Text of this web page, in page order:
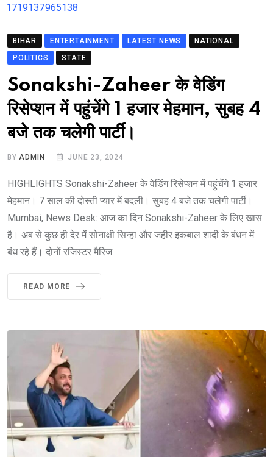
BIHAR ENTERTAINMENT LATEST NEWS
NATIONAL
POLITICS
STATE
Sonakshi-Zaheer के वेडिंग
रिसेप्शन में पहुंचेंगे 1 हजार मेहमान, सुबह 4
बजे तक चलेगी पार्टी।
BYADMIN JUNE 23, 2024
HIGHLIGHTS Sonakshi-Zaheer के वेडिंग रिसेप्शन में पहुंचेंगे 1 हजार
मेहमान। 7 साल की दोस्ती प्यार में बदली। सुबह 4 बजे तक चलेगी पार्टी।
Mumbai, News Desk: आज का दिन Sonakshi-Zaheer के लिए खास
है। अब से कुछ ही देर में सोनाक्षी सिन्हा और जहीर इकबाल शादी के बंधन में
बंध रहे हैं। दोनों रजिस्टर मैरिज
READ MORE